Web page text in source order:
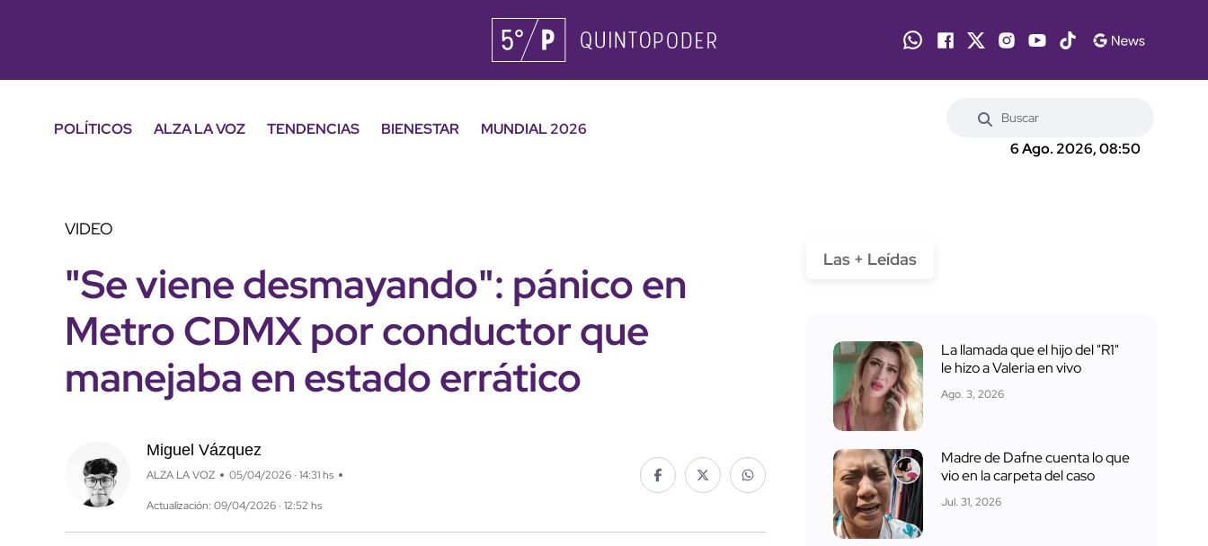
POLÍTICOS ALZA LA VOZ TENDENCIAS BIENESTAR
MUNDIAL 2026
6 Ago. 2026, 08:50
VIDEO
"Se viene desmayando": pánico en
Metro CDMX por conductor que
manejaba en estado errático
Miguel Vázquez
ALZA LA VOZ 05/04/2026 · 14:31 hs
Actualización: 09/04/2026 · 12:52 hs
Las + Leídas
La llamada que el hijo del "R1"
le hizo a Valeria en vivo
Ago. 3, 2026
Madre de Dafne cuenta lo que
vio en la carpeta del caso
Jul. 31, 2026